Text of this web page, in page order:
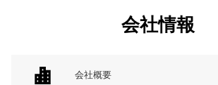
会社情報
会社概要